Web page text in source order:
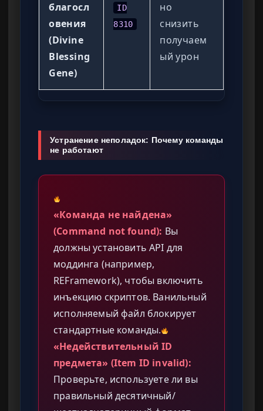
благосл
овения
(Divine
Blessing
Gene)
ID
8310
но
снизить
получаем
ый урон
Устранение неполадок: Почему команды
не работают
«Команда не найдена»
(Command not found): Вы
должны установить API для
моддинга (например,
REFramework), чтобы включить
инъекцию скриптов. Ванильный
исполняемый файл блокирует
стандартные команды.
«Недействительный ID
предмета» (Item ID invalid):
Проверьте, используете ли вы
правильный десятичный/